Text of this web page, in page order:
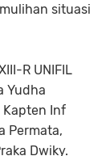
situasi
R UNIFIL
Yudha
Kapten Inf
Permata,
Dwiky.